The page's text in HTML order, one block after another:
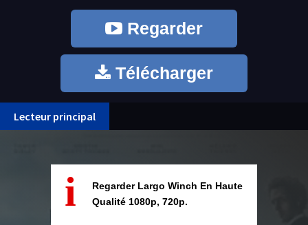
Regarder
Télécharger
Lecteur principal
i
Regarder Largo Winch En Haute
Qualité 1080p, 720p.